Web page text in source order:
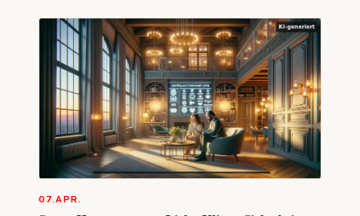
07.APR.